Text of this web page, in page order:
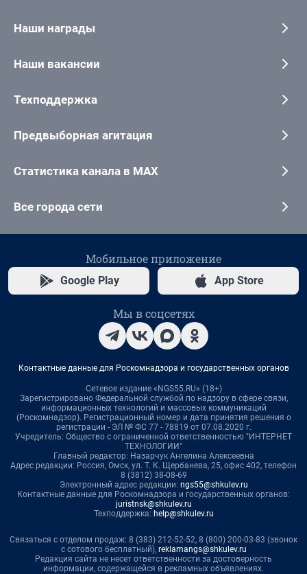
Наши награды
Наши вакансии
Техподдержка
Предвыборная агитация
Статистика канала в MAX
Все города сети
Мобильное приложение
Google Play App Store
Мы в соцсетях
Контактные данные для Роскомнадзора и государственных органов
Сетевое издание «NGS55.RU» (18+)
Зарегистрировано Федеральной службой по надзору в сфере связи,
информационных технологий и массовых коммуникаций
(Роскомнадзор). Регистрационный номер и дата принятия решения о
регистрации - ЭЛ № ФС 77 - 78819 от 07.08.2020 г.
Учредитель: Общество с ограниченной ответственностью "ИНТЕРНЕТ
ТЕХНОЛОГИИ"
Главный редактор: Назарчук Ангелина Алексеевна
Адрес редакции: Россия, Омск, ул. Т. К. Щербанева, 25, офис 402, телефон
8 (3812) 38-08-69
Электронный адрес редакции: ngs55@shkulev.ru
Контактные данные для Роскомнадзора и государственных органов:
juristnsk@shkulev.ru
Техподдержка: help@shkulev.ru
Связаться с отделом продаж: 8 (383) 212-52-52, 8 (800) 200-03-83 (звонок
с сотового бесплатный), reklamangs@shkulev.ru
Редакция сайта не несет ответственности за достоверность
информации, содержащейся в рекламных объявлениях.